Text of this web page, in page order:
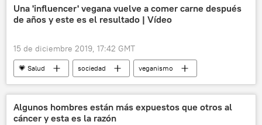
Una 'influencer' vegana vuelve a comer carne después
de años y este es el resultado | Vídeo
15 de diciembre 2019, 17:42 GMT
💗 Salud sociedad
veganismo
🥚 Alimentación
carne noticias
Algunos hombres están más expuestos que otros al
cáncer y esta es la razón